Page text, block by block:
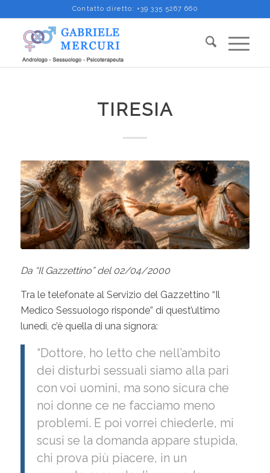
Contatto diretto:+39 335 5267 660
TIRESIA
Da “Il Gazzettino” del 02/04/2000
Tra le telefonate al Servizio del Gazzettino “Il
Medico Sessuologo risponde” di quest’ultimo
lunedì, c’è quella di una signora:
“Dottore, ho letto che nell’ambito
dei disturbi sessuali siamo alla pari
con voi uomini, ma sono sicura che
noi donne ce ne facciamo meno
problemi. E poi vorrei chiederle, mi
scusi se la domanda appare stupida,
chi prova più piacere, in un